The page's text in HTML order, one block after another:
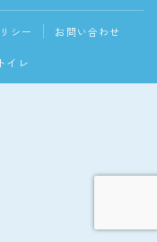
シー お問い合わせ
イレ